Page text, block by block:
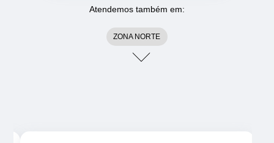
Atendemos também em:
ZONA NORTE